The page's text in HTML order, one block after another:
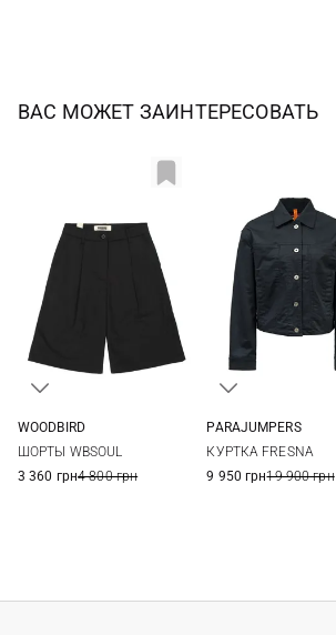
ВАС МОЖЕТ ЗАИНТЕРЕСОВАТЬ
WOODBIRD
ШОРТЫ WBSOUL
3 360 грн4 800 грн
PARAJUMPERS
КУРТКА FRESNA
9 950 грн19 900 грн